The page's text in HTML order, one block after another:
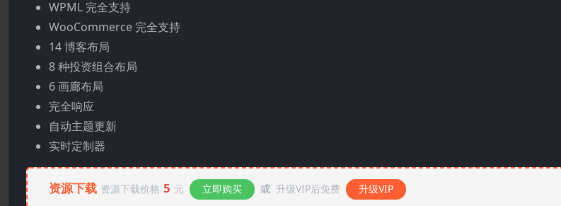
WPML 完全支持
WooCommerce 完全支持
14 博客布局
8 种投资组合布局
6 画廊布局
完全响应
自动主题更新
实时定制器
资源下载 资源下载价格 5 元 立即购买 或 升级VIP后免费 升级VIP